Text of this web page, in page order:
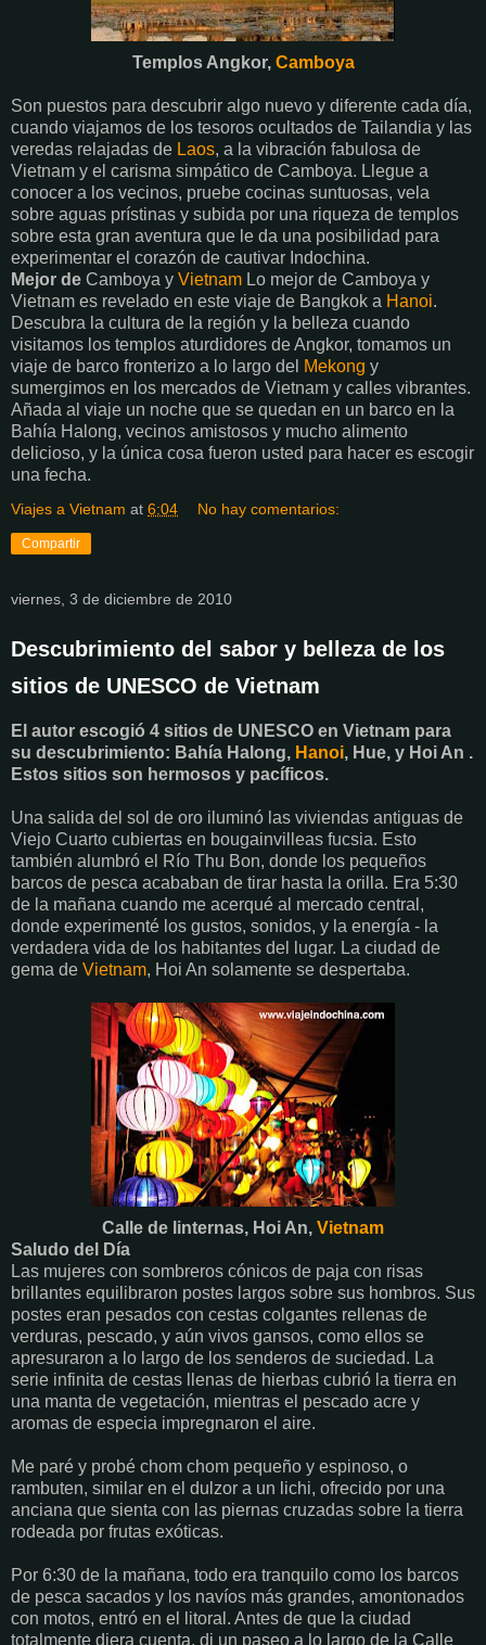
Templos Angkor, Camboya
Son puestos para descubrir algo nuevo y diferente cada día,
cuando viajamos de los tesoros ocultados de Tailandia y las
veredas relajadas de Laos, a la vibración fabulosa de
Vietnam y el carisma simpático de Camboya. Llegue a
conocer a los vecinos, pruebe cocinas suntuosas, vela
sobre aguas prístinas y subida por una riqueza de templos
sobre esta gran aventura que le da una posibilidad para
experimentar el corazón de cautivar Indochina.
Mejor de Camboya y Vietnam Lo mejor de Camboya y
Vietnam es revelado en este viaje de Bangkok a Hanoi.
Descubra la cultura de la región y la belleza cuando
visitamos los templos aturdidores de Angkor, tomamos un
viaje de barco fronterizo a lo largo del Mekong y
sumergimos en los mercados de Vietnam y calles vibrantes.
Añada al viaje un noche que se quedan en un barco en la
Bahía Halong, vecinos amistosos y mucho alimento
delicioso, y la única cosa fueron usted para hacer es escogir
una fecha.
Viajes a Vietnam at 6:04 No hay comentarios:
Compartir
viernes, 3 de diciembre de 2010
Descubrimiento del sabor y belleza de los
sitios de UNESCO de Vietnam
El autor escogió 4 sitios de UNESCO en Vietnam para
su descubrimiento: Bahía Halong, Hanoi, Hue, y Hoi An .
Estos sitios son hermosos y pacíficos.
Una salida del sol de oro iluminó las viviendas antiguas de
Viejo Cuarto cubiertas en bougainvilleas fucsia. Esto
también alumbró el Río Thu Bon, donde los pequeños
barcos de pesca acababan de tirar hasta la orilla. Era 5:30
de la mañana cuando me acerqué al mercado central,
donde experimenté los gustos, sonidos, y la energía - la
verdadera vida de los habitantes del lugar. La ciudad de
gema de Vietnam, Hoi An solamente se despertaba.
Calle de linternas, Hoi An, Vietnam
Saludo del Día
Las mujeres con sombreros cónicos de paja con risas
brillantes equilibraron postes largos sobre sus hombros. Sus
postes eran pesados con cestas colgantes rellenas de
verduras, pescado, y aún vivos gansos, como ellos se
apresuraron a lo largo de los senderos de suciedad. La
serie infinita de cestas llenas de hierbas cubrió la tierra en
una manta de vegetación, mientras el pescado acre y
aromas de especia impregnaron el aire.
Me paré y probé chom chom pequeño y espinoso, o
rambuten, similar en el dulzor a un lichi, ofrecido por una
anciana que sienta con las piernas cruzadas sobre la tierra
rodeada por frutas exóticas.
Por 6:30 de la mañana, todo era tranquilo como los barcos
de pesca sacados y los navíos más grandes, amontonados
con motos, entró en el litoral. Antes de que la ciudad
totalmente diera cuenta, di un paseo a lo largo de la Calle